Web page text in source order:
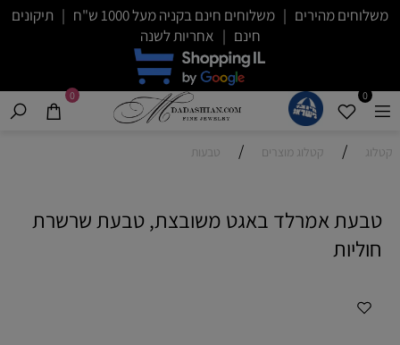
משלוחים מהירים | משלוחים חינם בקניה מעל 1000 ש"ח | תיקונים
חינם | אחריות לשנה
0
0
קטלוג / קטלוג מוצרים / טבעות
טבעת אמרלד באגט משובצת, טבעת שרשרת
חוליות